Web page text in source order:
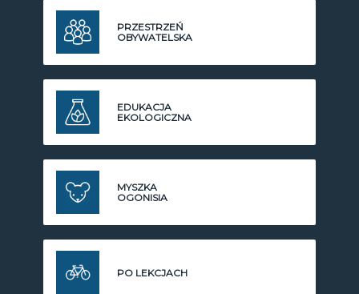
PRZESTRZEŃ
OBYWATELSKA
EDUKACJA
EKOLOGICZNA
MYSZKA
OGONISIA
PO LEKCJACH